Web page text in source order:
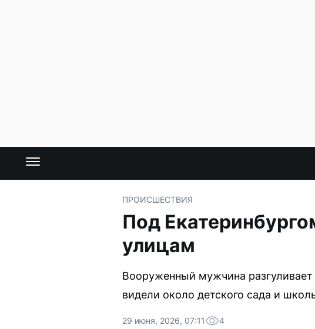
ПРОИСШЕСТВИЯ
Под
улицам
Вооруженный мужчина
видели около детского сада и
29 июня, 2026, 07:11 4